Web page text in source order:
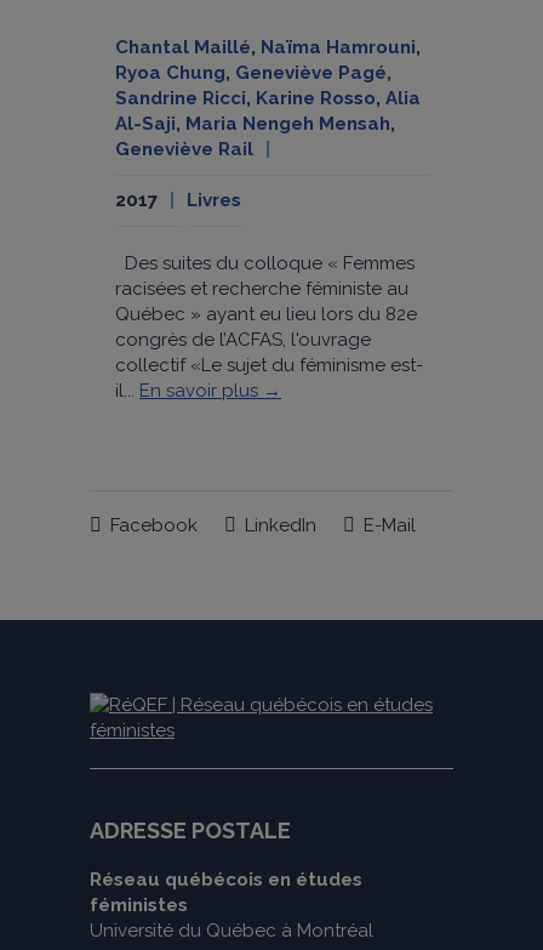
Chantal Maillé, Naïma Hamrouni,
Ryoa Chung, Geneviève Pagé,
Sandrine Ricci, Karine Rosso, Alia
Al-Saji, Maria Nengeh Mensah,
Geneviève Rail
2017 Livres
Des suites du colloque « Femmes
racisées et recherche féministe au
Québec » ayant eu lieu lors du 82e
congrès de l’ACFAS, l'ouvrage
collectif «Le sujet du féminisme est-
il... En savoir plus →
Facebook LinkedIn E-Mail
ADRESSE POSTALE
Réseau québécois en études
féministes
Université du Québec à Montréal